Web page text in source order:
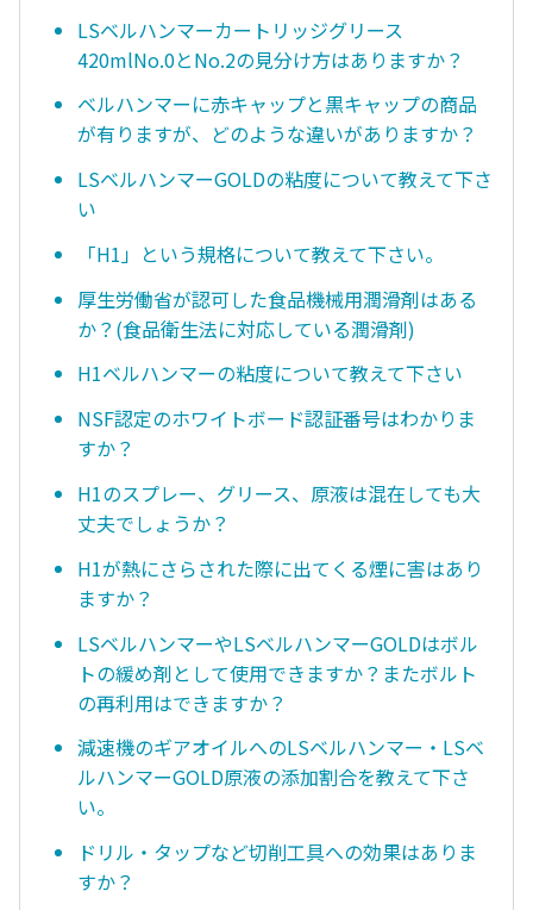
LSベルハンマーカートリッジグリース
420mlNo.0とNo.2の見分け方はありますか？
ベルハンマーに赤キャップと黒キャップの商品
が有りますが、どのような違いがありますか？
LSベルハンマーGOLDの粘度について教えて下さ
い
「H1」という規格について教えて下さい。
厚生労働省が認可した食品機械用潤滑剤はある
か？(食品衛生法に対応している潤滑剤)
H1ベルハンマーの粘度について教えて下さい
NSF認定のホワイトボード認証番号はわかりま
すか？
H1のスプレー、グリース、原液は混在しても大
丈夫でしょうか？
H1が熱にさらされた際に出てくる煙に害はあり
ますか？
LSベルハンマーやLSベルハンマーGOLDはボル
トの緩め剤として使用できますか？またボルト
の再利用はできますか？
減速機のギアオイルへのLSベルハンマー・LSベ
ルハンマーGOLD原液の添加割合を教えて下さ
い。
ドリル・タップなど切削工具への効果はありま
すか？